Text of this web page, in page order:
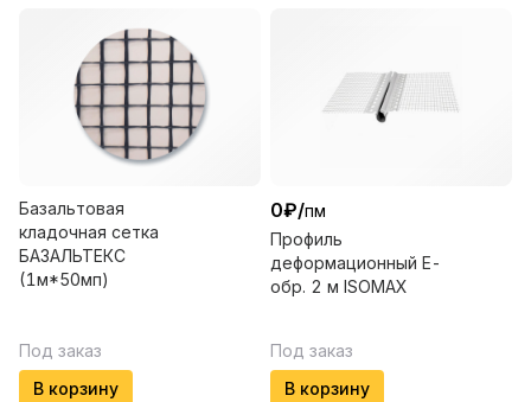
Базальтовая
кладочная сетка
БАЗАЛЬТЕКС
(1м*50мп)
Под заказ
В корзину
0₽/пм
Профиль
деформационный Е-
обр. 2 м ISOMAX
Под заказ
В корзину